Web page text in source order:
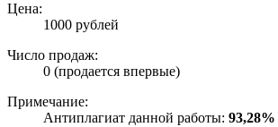
Цена:
1000 рублей
Число продаж:
0 (продается впервые)
Примечание:
Антиплагиат данной работы: 93,28%